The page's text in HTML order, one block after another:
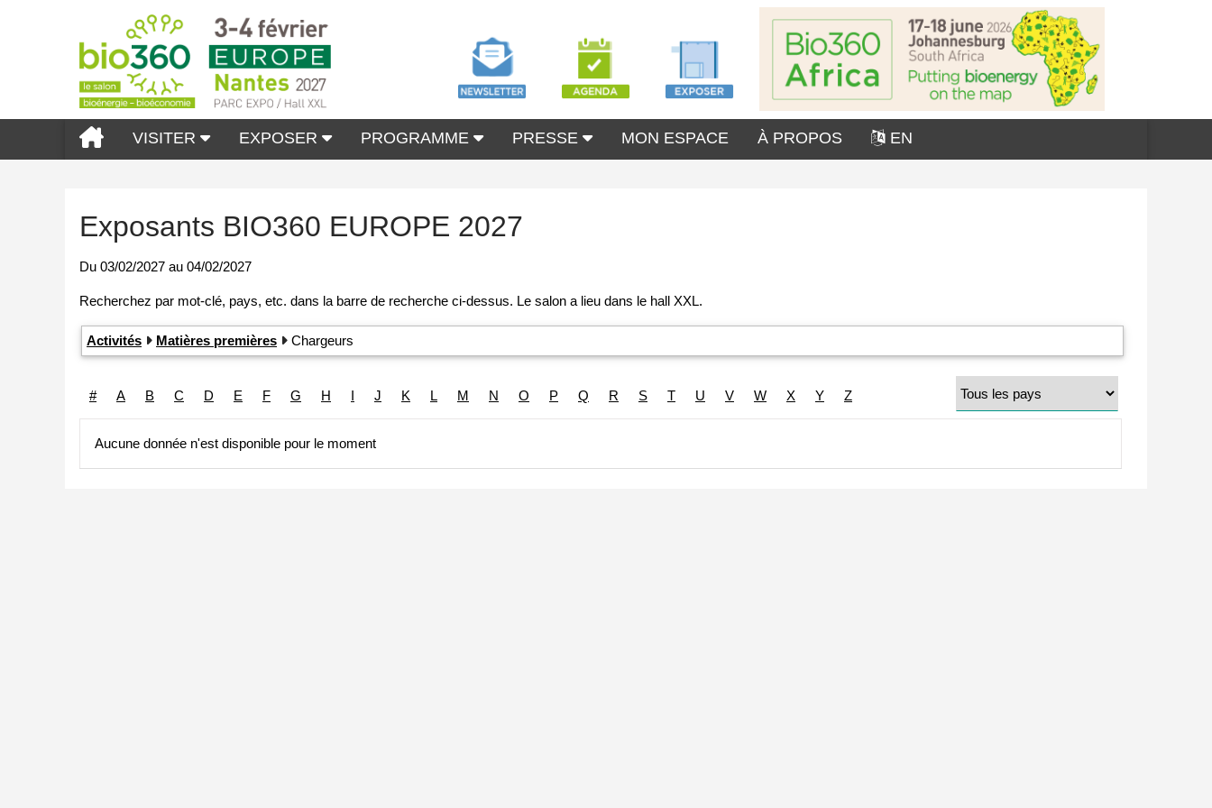
VISITER EXPOSER PROGRAMME PRESSE MON ESPACE À PROPOS EN
Exposants BIO360 EUROPE 2027
Du 03/02/2027 au 04/02/2027
Activités Matières premières Chargeurs
# A B C D E F G H I J K L M N O P Q R S T U V W X Y Z
Aucune donnée n'est disponible pour le moment